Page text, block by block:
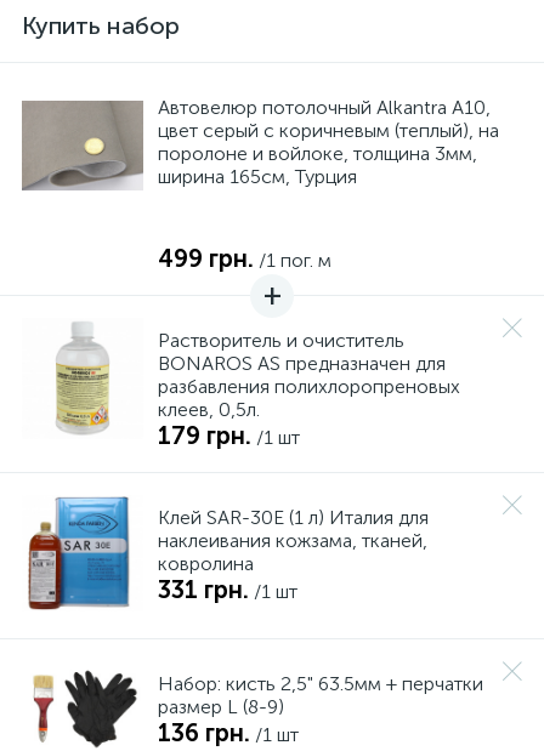
Купить набор
Автовелюр потолочный Alkantra A10,
цвет серый с коричневым (теплый), на
поролоне и войлоке, толщина 3мм,
ширина 165см, Турция
499 грн. /1 пог. м
Растворитель и очиститель
BONAROS AS предназначен для
разбавления полихлоропреновых
клеев, 0,5л.
179 грн. /1 шт
Клей SAR-30E (1 л) Италия для
наклеивания кожзама, тканей,
ковролина
331 грн. /1 шт
Набор: кисть 2,5" 63.5мм + перчатки
размер L (8-9)
136 грн. /1 шт